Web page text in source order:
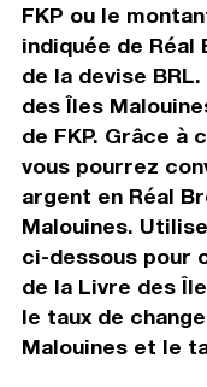
FKP ou le
indiquée de Réal
de la devise
des Îles
de FKP. Grâce à
vous pourrez
argent en Réal
Malouines.
ci-dessous pour
de la Livre des
le taux de
Malouines et le